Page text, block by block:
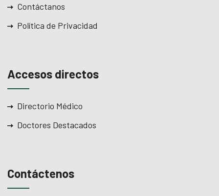
Contáctanos
Política de Privacidad
Accesos directos
Directorio Médico
Doctores Destacados
Contáctenos